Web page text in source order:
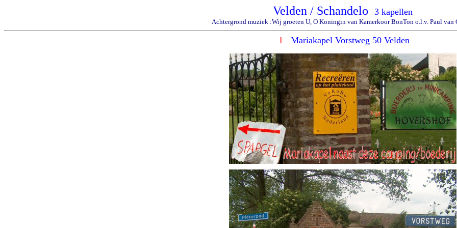
Velden / Schandelo 3 kapellen
Achtergrond muziek :Wij groeten U, O Koningin van Kamerkoor BonTon o.l.v. Paul van
1 Mariakapel Vorstweg 50 Velden